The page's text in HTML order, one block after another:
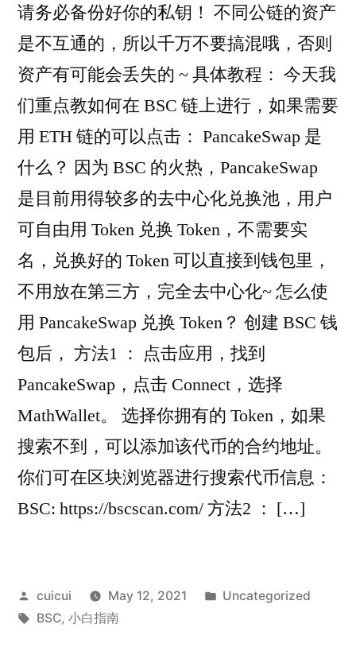
请务必备份好你的私钥！ 不同公链的资产
是不互通的，所以千万不要搞混哦，否则
资产有可能会丢失的 ~ 具体教程： 今天我
们重点教如何在 BSC 链上进行，如果需要
用 ETH 链的可以点击： PancakeSwap 是
什么？ 因为 BSC 的火热，PancakeSwap
是目前用得较多的去中心化兑换池，用户
可自由用 Token 兑换 Token，不需要实
名，兑换好的 Token 可以直接到钱包里，
不用放在第三方，完全去中心化~ 怎么使
用 PancakeSwap 兑换 Token？ 创建 BSC 钱
包后， 方法1 ： 点击应用，找到
PancakeSwap，点击 Connect，选择
MathWallet。 选择你拥有的 Token，如果
搜索不到，可以添加该代币的合约地址。
你们可在区块浏览器进行搜索代币信息：
BSC: https://bscscan.com/ 方法2 ： […]
Posted
by
cuicui May 12, 2021
Posted
Uncategorized
Tags:
BSC, 小白指南